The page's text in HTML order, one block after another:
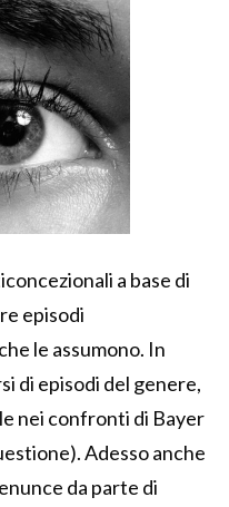
a base di
episodi
le assumono. In
di episodi del genere,
nei confronti di Bayer
Adesso anche
da parte di